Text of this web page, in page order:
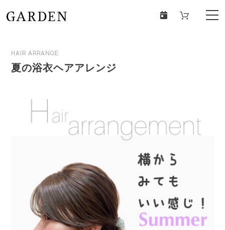
HAIR ARRANGE
夏の浴衣ヘアアレンジ